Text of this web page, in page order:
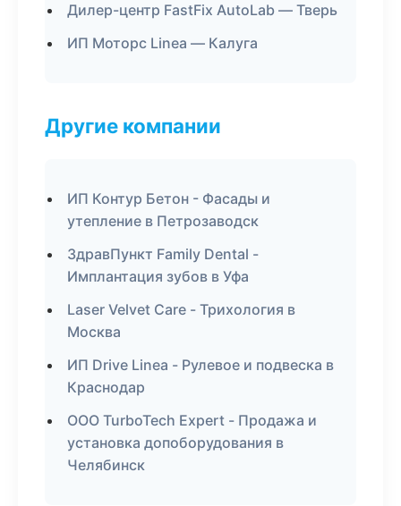
Дилер-центр FastFix AutoLab — Тверь
ИП Моторс Linea — Калуга
Другие компании
ИП Контур Бетон - Фасады и
утепление в Петрозаводск
ЗдравПункт Family Dental -
Имплантация зубов в Уфа
Laser Velvet Care - Трихология в
Москва
ИП Drive Linea - Рулевое и подвеска в
Краснодар
ООО TurboTech Expert - Продажа и
установка допоборудования в
Челябинск